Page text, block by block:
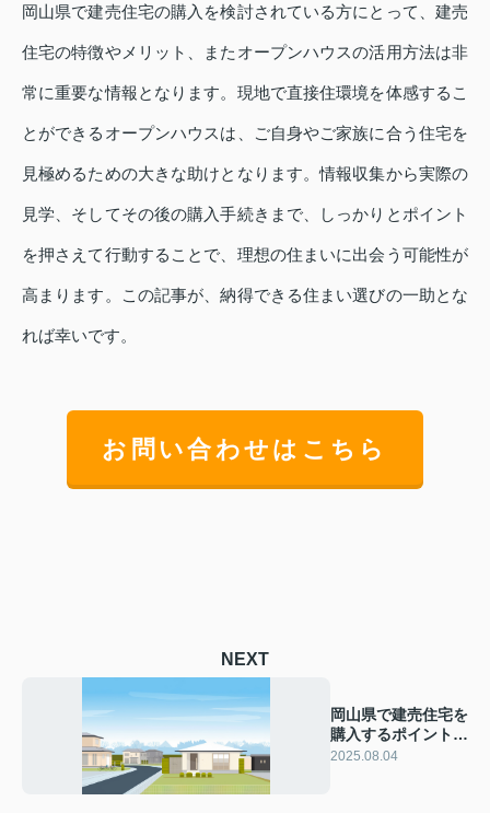
岡山県で建売住宅の購入を検討されている方にとって、建売
住宅の特徴やメリット、またオープンハウスの活用方法は非
常に重要な情報となります。現地で直接住環境を体感するこ
とができるオープンハウスは、ご自身やご家族に合う住宅を
見極めるための大きな助けとなります。情報収集から実際の
見学、そしてその後の購入手続きまで、しっかりとポイント
を押さえて行動することで、理想の住まいに出会う可能性が
高まります。この記事が、納得できる住まい選びの一助とな
れば幸いです。
お問い合わせはこちら
NEXT
岡山県で建売住宅を
購入するポイント
は？選び方のコツや
2025.08.04